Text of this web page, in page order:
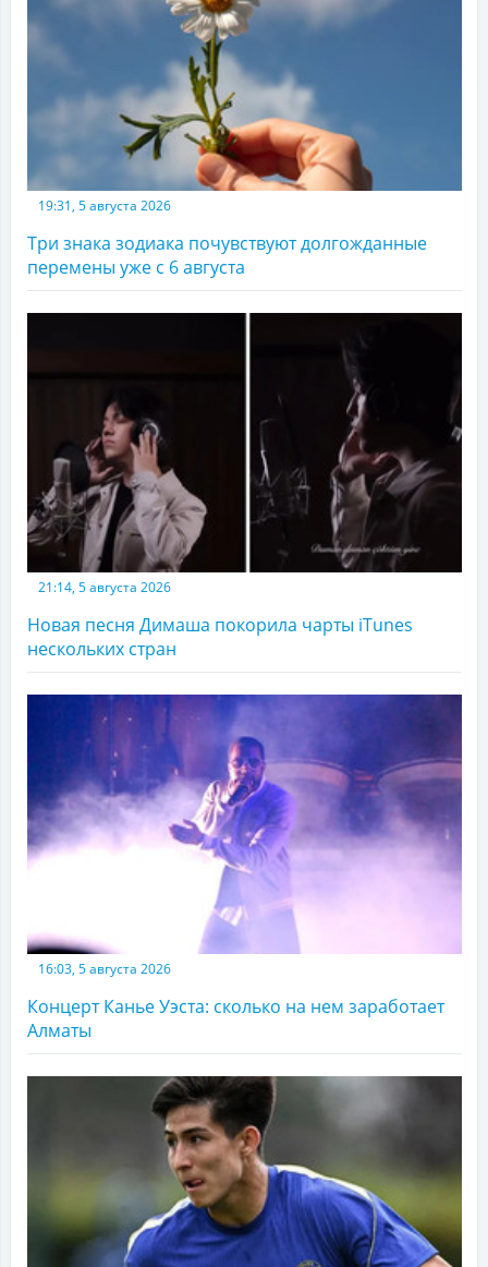
19:31, 5 августа 2026
Три знака зодиака почувствуют долгожданные
перемены уже с 6 августа
21:14, 5 августа 2026
Новая песня Димаша покорила чарты iTunes
нескольких стран
16:03, 5 августа 2026
Концерт Канье Уэста: сколько на нем заработает
Алматы